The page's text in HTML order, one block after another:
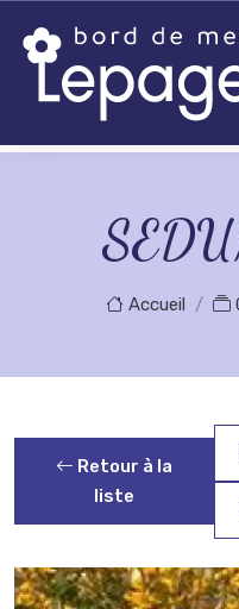
Accueil
Retour à la
liste